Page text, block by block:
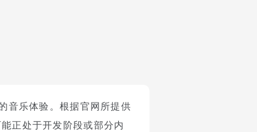
音乐体验。根据官网所提供
正处于开发阶段或部分内